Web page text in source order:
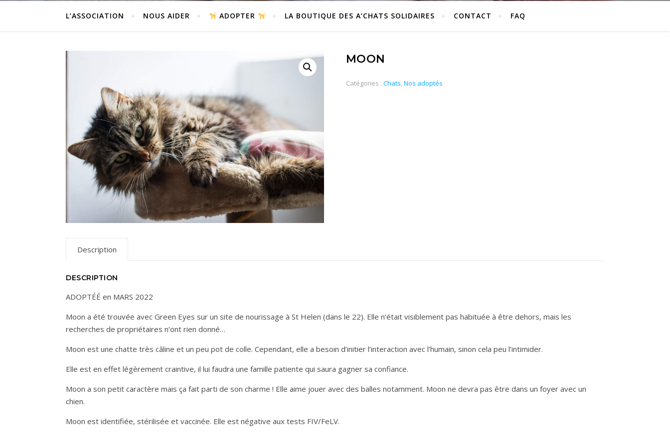
L’ASSOCIATION NOUS AIDER ADOPTER LA BOUTIQUE DES A’CHATS SOLIDAIRES CONTACT FAQ
MOON
Catégories : Chats,Nos adoptés
Description
DESCRIPTION
ADOPTÉÉ en MARS 2022
Moon a été trouvée avec Green Eyes sur un site de nourissage à St Helen (dans le 22). Elle n’était visiblement pas habituée à être dehors, mais les
recherches de propriétaires n’ont rien donné…
Moon est une chatte très câline et un peu pot de colle. Cependant, elle a besoin d’initier l’interaction avec l’humain, sinon cela peu l’intimider.
Elle est en effet légèrement craintive, il lui faudra une famille patiente qui saura gagner sa confiance.
Moon a son petit caractère mais ça fait parti de son charme ! Elle aime jouer avec des balles notamment. Moon ne devra pas être dans un foyer avec un
chien.
Moon est identifiée, stérilisée et vaccinée. Elle est négative aux tests FIV/FeLV.